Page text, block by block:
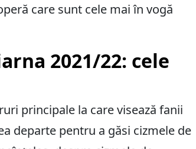
care sunt cele mai în vogă
2021/22: cele
principale la care visează fanii
departe pentru a găsi cizmele de